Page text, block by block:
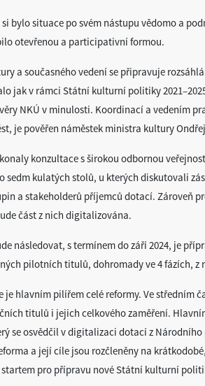
bylo situace po svém nástupu vědomo a
otevřenou a participativní formou.
a současného vedení se připravuje
jak v rámci Státní kulturní politiky
NKÚ v minulosti. Koordinací a vedením
je pověřen náměstek ministra kultury
konzultace s širokou odbornou
sedm kulatých stolů, u kterých diskutovali
a stakeholderů příjemců dotací. Zároveň
část z nich digitalizována.
následovat, s termínem do září 2024, je
pilotních titulů, dohromady ve 4 fázích, z
hlavním pilířem celé reformy. Ve středním
titulů i jejich celkového zaměření.
se osvědčil v digitalizaci dotací z
a její cíle jsou rozčleněny na
pro přípravu nové Státní kulturní